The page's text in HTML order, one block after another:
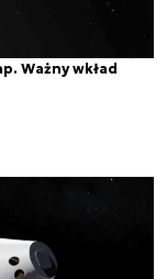
Ważny wkład